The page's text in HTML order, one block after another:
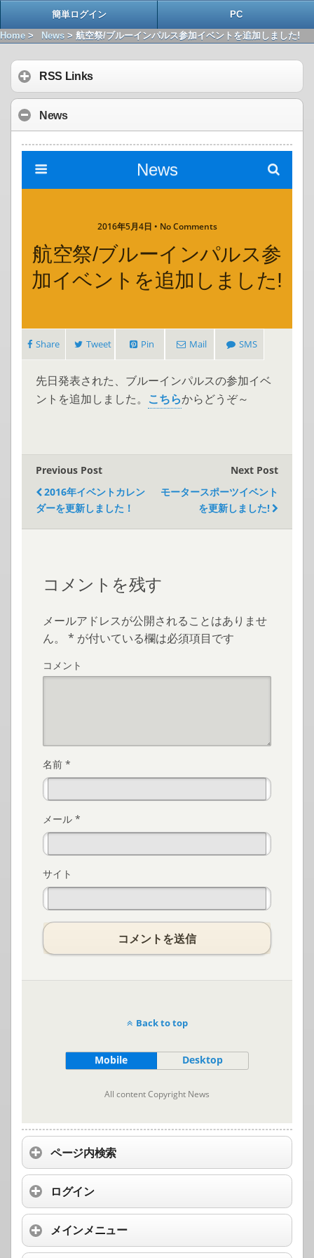
簡単ログイン PC
Home > News> 航空祭/ブルーインパルス参加イベントを追加しました!
RSS Links
News
News
2016年5月4日 • No Comments
航空祭/ブルーインパルス参
加イベントを追加しました!
Share Tweet Pin Mail SMS
先日発表された、ブルーインパルスの参加イベ
ントを追加しました。 こちらからどうぞ～
Previous Post
2016年イベントカレン
ダーを更新しました！
Next Post
モータースポーツイベント
を更新しました!
コメントを残す
メールアドレスが公開されることはありませ
ん。
* が付いている欄は必須項目です
コメント
名前 *
メール *
サイト
コメントを送信
Back to top
Mobile Desktop
All content Copyright News
ページ内検索
ログイン
メインメニュー